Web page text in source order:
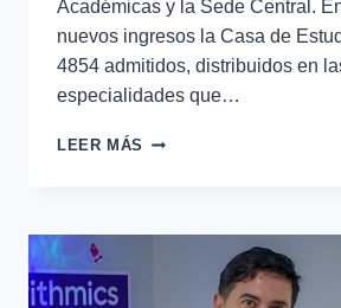
Académicas y la Sede Central.
nuevos ingresos la Casa de
4854 admitidos, distribuidos en
especialidades que…
LEER MÁS